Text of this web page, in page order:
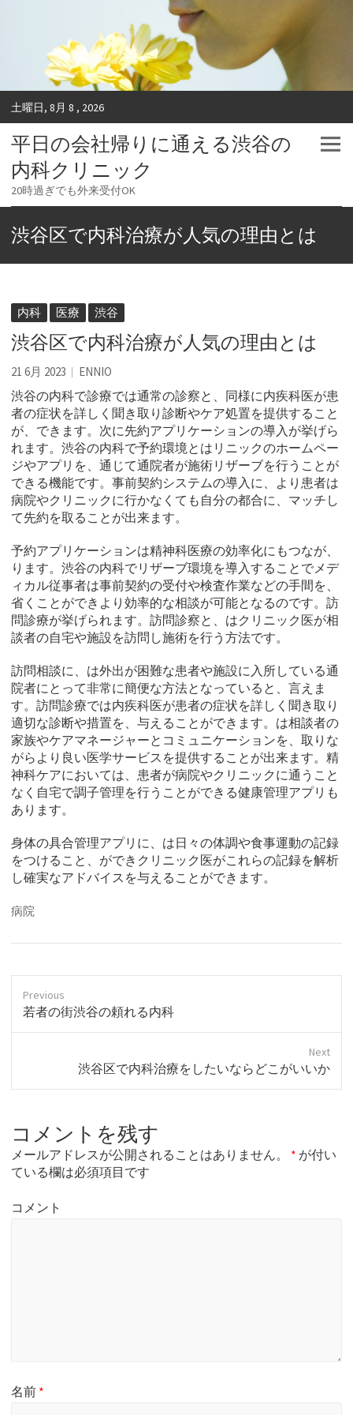
土曜日, 8月 8 , 2026
平日の会社帰りに通える渋谷の
内科クリニック
20時過ぎでも外来受付OK
渋谷区で内科治療が人気の理由とは
内科 医療 渋谷
渋谷区で内科治療が人気の理由とは
21 6月 2023 ENNIO
渋谷の内科で診療では通常の診察と、同様に内疾科医が患
者の症状を詳しく聞き取り診断やケア処置を提供すること
が、できます。 次に先約アプリケーションの導入が挙げら
れます。渋谷の内科で予約環境とはリニックのホームペー
ジやアプリを、通じて通院者が施術リザーブを行うことが
できる機能です。事前契約システムの導入に、より患者は
病院やクリニックに行かなくても自分の都合に、マッチし
て先約を取ることが出来ます。
予約アプリケーションは精神科医療の効率化にもつなが、
ります。渋谷の内科でリザーブ環境を導入することでメデ
ィカル従事者は事前契約の受付や検査作業などの手間を、
省くことができより効率的な相談が可能となるのです。訪
問診療が挙げられます。訪問診察と、はクリニック医が相
談者の自宅や施設を訪問し施術を行う方法です。
訪問相談に、は外出が困難な患者や施設に入所している通
院者にとって非常に簡便な方法となっていると、言えま
す。訪問診療では内疾科医が患者の症状を詳しく聞き取り
適切な診断や措置を、与えることができます。は相談者の
家族やケアマネージャーとコミュニケーションを、取りな
がらより良い医学サービスを提供することが出来ます。精
神科ケアにおいては、患者が病院やクリニックに通うこと
なく自宅で調子管理を行うことができる健康管理アプリも
あります。
身体の具合管理アプリに、は日々の体調や食事運動の記録
をつけること、ができクリニック医がこれらの記録を解析
し確実なアドバイスを与えることができます。
病院
Previous
P
o
p
o
s
若者の街渋谷の頼れる内科
Next
p
o
t
渋谷区で内科治療をしたいならどこがいいか
コメントを残す
メールアドレスが公開されることはありません。 * が付い
ている欄は必須項目です
コメント
名前 *